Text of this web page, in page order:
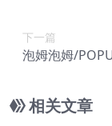
下一篇
泡姆泡姆/
相关文章